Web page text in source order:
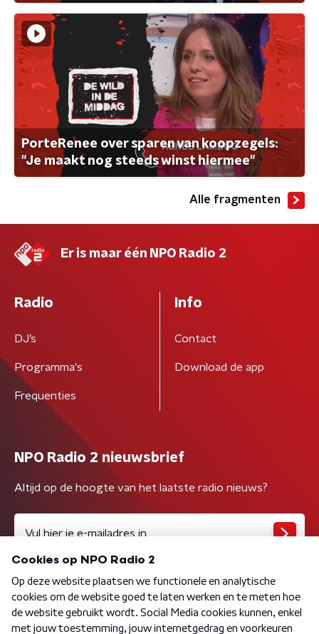
PorteRenee over sparen van koopzegels:
"Je maakt nog steeds winst hiermee"
Alle fragmenten
Er is maar één NPO Radio 2
Radio
DJ’s
Programma's
Frequenties
Info
Contact
Download de app
NPO Radio 2 nieuwsbrief
Altijd op de hoogte van het laatste radio nieuws?
Algemene voorwaarden